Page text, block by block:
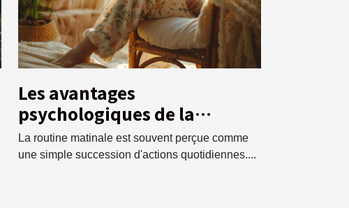
Les avantages
psychologiques de la
routine matinale pour la
santé
La routine matinale est souvent perçue comme
une simple succession d'actions quotidiennes....